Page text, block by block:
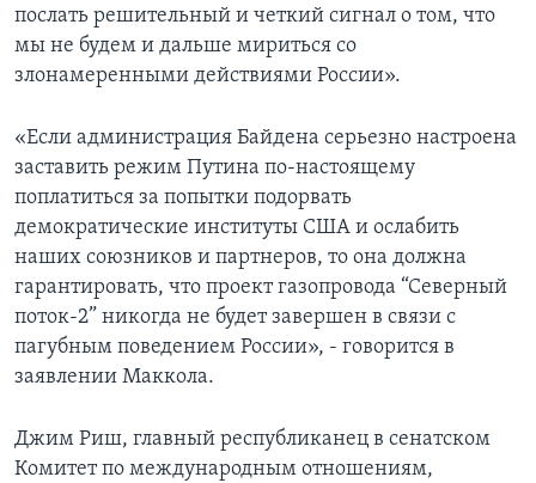
послать решительный и четкий сигнал о том, что
мы не будем и дальше мириться со
злонамеренными действиями России».
«Если администрация Байдена серьезно настроена
заставить режим Путина по-настоящему
поплатиться за попытки подорвать
демократические институты США и ослабить
наших союзников и партнеров, то она должна
гарантировать, что проект газопровода “Северный
поток-2” никогда не будет завершен в связи с
пагубным поведением России», - говорится в
заявлении Маккола.
Джим Риш, главный республиканец в сенатском
Комитет по международным отношениям,